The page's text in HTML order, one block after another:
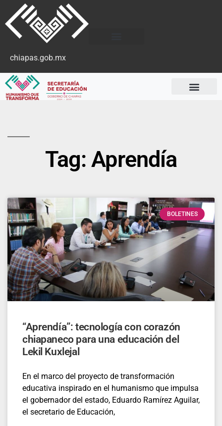
chiapas.gob.mx
Tag: Aprendía
BOLETINES
“Aprendía”: tecnología con corazón
chiapaneco para una educación del
Lekil Kuxlejal
En el marco del proyecto de transformación
educativa inspirado en el humanismo que impulsa
el gobernador del estado, Eduardo Ramírez Aguilar,
el secretario de Educación,